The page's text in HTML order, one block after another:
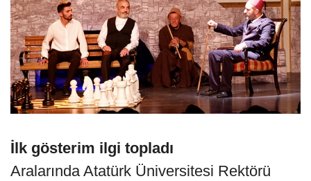
İlk gösterim ilgi topladı
Aralarında Atatürk Üniversitesi Rektörü